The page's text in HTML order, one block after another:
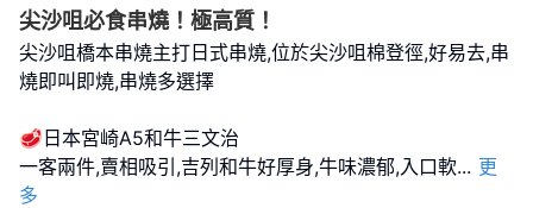
尖沙咀必食串燒！極高質！
尖沙咀橋本串燒主打日式串燒,位於尖沙咀棉登徑,好易去,串
燒即叫即燒,串燒多選擇
🥩日本宮崎A5和牛三文治
一客兩件,賣相吸引,吉列和牛好厚身,牛味濃郁,入口軟... 更
多